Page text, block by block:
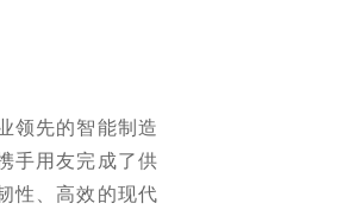
领先的智能制造
手用友完成了供
性、高效的现代